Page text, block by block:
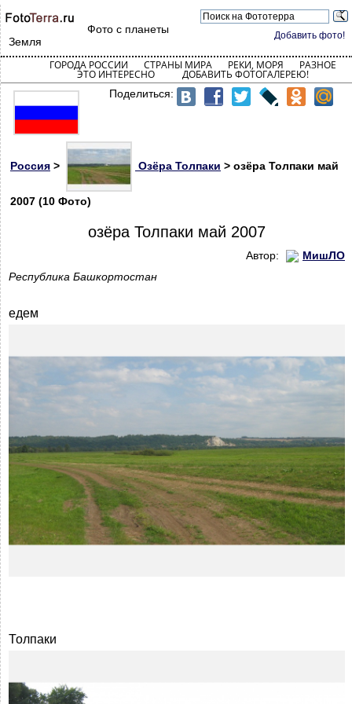
Добавить фото!
Фото с планеты
Земля
ГОРОДА РОССИИ СТРАНЫ МИРА РЕКИ, МОРЯ РАЗНОЕ
ЭТО ИНТЕРЕСНО ДОБАВИТЬ ФОТОГАЛЕРЕЮ!
Поделиться:
Россия > Озёра Толпаки > озёра Толпаки май
2007 (10 Фото)
озёра Толпаки май 2007
Автор:
МишЛО
Республика Башкортостан
едем
Толпаки